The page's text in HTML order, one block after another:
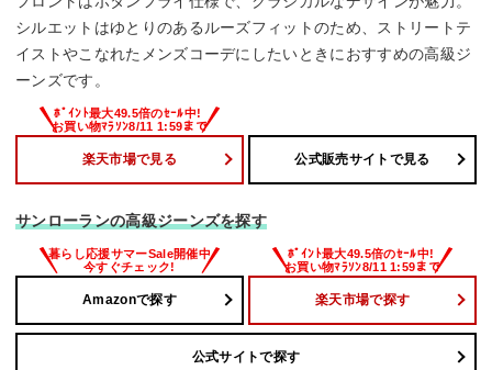
シルエットはゆとりのあるルーズフィットのため、ストリートテ
イストやこなれたメンズコーデにしたいときにおすすめの高級ジ
ーンズです。
楽天市場で見る 公式販売サイトで見る
サンローランの高級ジーンズを探す
Amazonで探す 楽天市場で探す
公式サイトで探す